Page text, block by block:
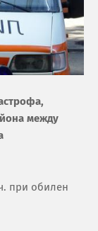
между
при обилен